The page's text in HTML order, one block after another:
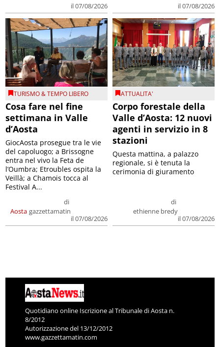
il 07/08/2026 il 07/08/2026
TURISMO & TEMPO LIBERO
Cosa fare nel fine
settimana in Valle
d’Aosta
Aosta
di
gazzettamatin
il 07/08/2026
GiocAosta prosegue tra le vie
del capoluogo; a Brissogne
entra nel vivo la Feta de
l’Oumbra; Etroubles ospita la
Veillà; a Chamois tocca al
Festival A...
ATTUALITA'
Corpo forestale della
Valle d’Aosta: 12 nuovi
agenti in servizio in 8
stazioni
di
ethienne bredy
il 07/08/2026
Questa mattina, a palazzo
regionale, si è tenuta la
cerimonia di giuramento
Quotidiano online Iscrizione al Tribunale di Aosta n.
8/2012
Autorizzazione del 13/12/2012
www.gazzettamatin.com